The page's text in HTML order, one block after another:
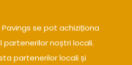
se pot achiziționa
partenerilor noștri locali.
partenerilor locali și